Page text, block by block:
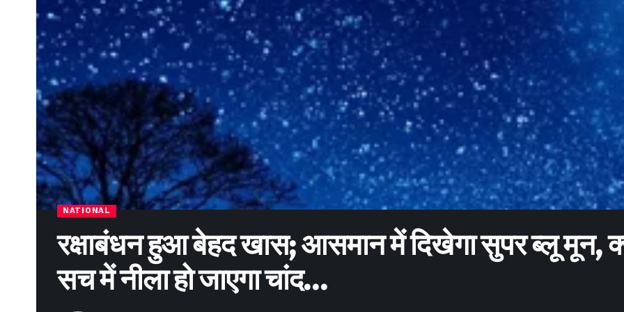
NATIONAL
रक्षाबंधन हुआ बेहद खास; आसमान में दिखेगा सुपर ब्लू मून,
सच में नीला हो जाएगा चांद…